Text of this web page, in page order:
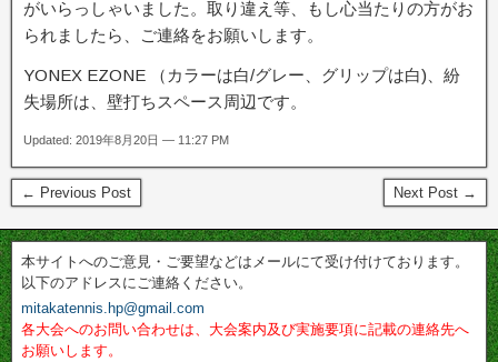
がいらっしゃいました。取り違え等、もし心当たりの方がお
られましたら、ご連絡をお願いします。
YONEX EZONE （カラーは白/グレー、グリップは白)、紛
失場所は、壁打ちスペース周辺です。
Updated: 2019年8月20日 — 11:27 PM
← Previous Post Next Post →
本サイトへのご意見・ご要望などはメールにて受け付けております。
以下のアドレスにご連絡ください。
mitakatennis.hp@gmail.com
各大会へのお問い合わせは、大会案内及び実施要項に記載の連絡先へ
お願いします。